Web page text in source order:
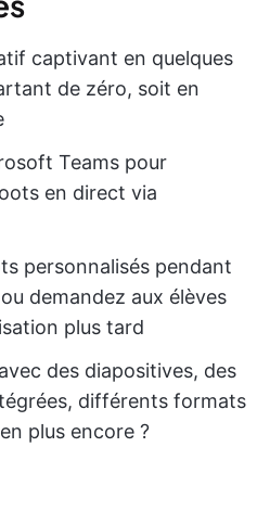
captivant en quelques
de zéro, soit en
Teams pour
en direct via
personnalisés pendant
demandez aux élèves
plus tard
des diapositives, des
différents formats
plus encore ?